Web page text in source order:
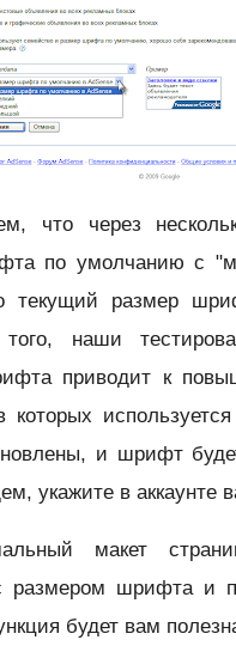
что через
по умолчанию с
текущий размер
наши
приводит к
которых
и шрифт
укажите в аккаунте
макет
размером шрифта и
будет вам